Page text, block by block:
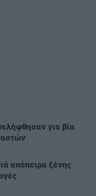
για βία
απόπειρα ξένης